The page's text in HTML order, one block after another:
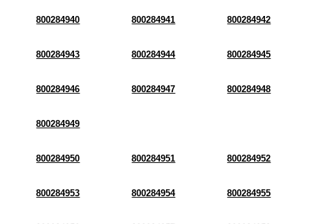
800284940 800284941 800284942
800284943 800284944 800284945
800284946 800284947 800284948
800284949
800284950 800284951 800284952
800284953 800284954 800284955